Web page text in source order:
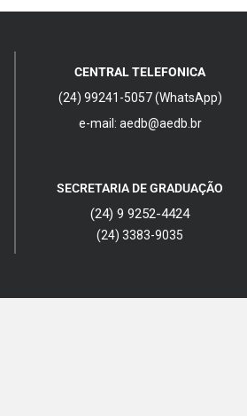
CENTRAL TELEFONICA
(24) 99241-5057 (WhatsApp)
e-mail: aedb@aedb.br
SECRETARIA DE GRADUAÇÃO
(24) 9 9252-4424
(24) 3383-9035